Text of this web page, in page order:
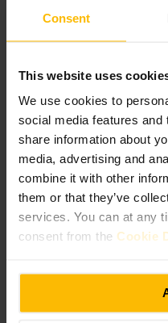
Consent
This website uses
We use cookies to
social media features
share information about
media, advertising and
combine it with other
them or that they’ve
services. You can at any
consent from the Cookie
Aldgate #Londres
Interior con ambiente relajado y
para compartir y raciones,
para afterwork. El local
cenas informales.
Planifica tu visita
Reserva si vas en grupo o
visita tranquila elige mañana o
https://
Planta baja, 9 Aldgate High